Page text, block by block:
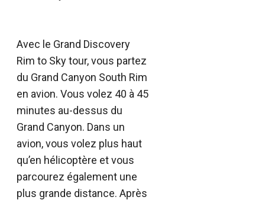
Avec le Grand Discovery
Rim to Sky tour, vous partez
du Grand Canyon South Rim
en avion. Vous volez 40 à 45
minutes au-dessus du
Grand Canyon. Dans un
avion, vous volez plus haut
qu’en hélicoptère et vous
parcourez également une
plus grande distance. Après